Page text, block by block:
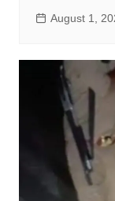
August 1,